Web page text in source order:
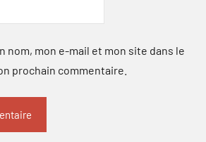
nom, mon e-mail et mon site dans le
prochain commentaire.